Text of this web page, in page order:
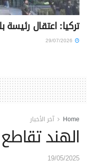
تركيا: اعتقال
Home آخر الأخبار
الهند
19/05/2025